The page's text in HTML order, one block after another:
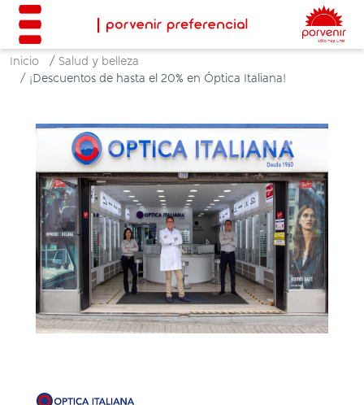
Inicio
Salud y belleza
¡Descuentos de hasta el 20% en Óptica Italiana!